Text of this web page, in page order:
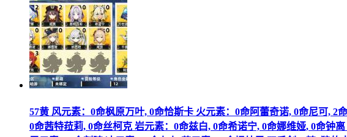
57黄 风元素：0命枫原万叶, 0命恰斯卡 火元素：0命阿蕾奇诺, 0命尼可, 2
0命茜特菈莉, 0命丝柯克 岩元素：0命兹白, 0命希诺宁, 0命娜维娅, 0命钟